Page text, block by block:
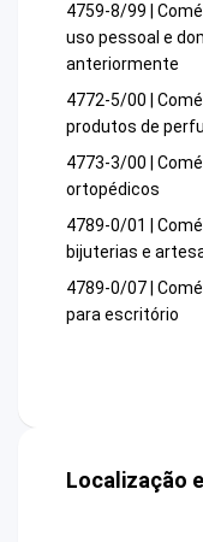
4759-8/99 |
uso pessoal e
anteriormente
4772-5/00 |
produtos de
4773-3/00 |
ortopédicos
4789-0/01 |
bijuterias e
4789-0/07 |
para escritório
Localização